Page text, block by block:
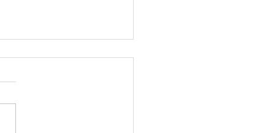
日 大府市
とんレンタルご予約いただ